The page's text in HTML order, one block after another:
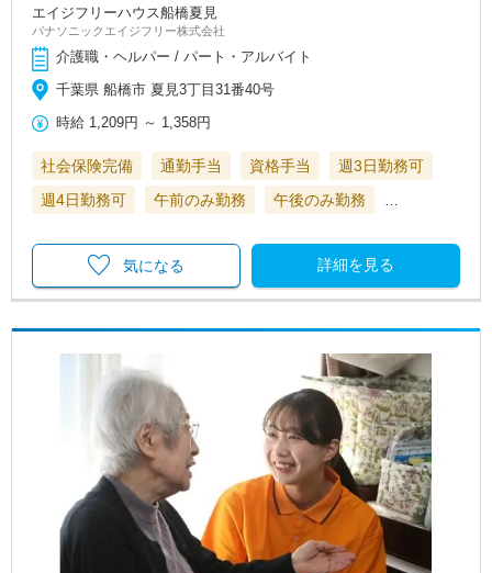
エイジフリーハウス船橋夏見
パナソニックエイジフリー株式会社
介護職・ヘルパー / パート・アルバイト
千葉県 船橋市 夏見3丁目31番40号
時給 1,209円 ～ 1,358円
社会保険完備 通勤手当 資格手当
週3日勤務可
週4日勤務可
午前のみ勤務 午後のみ勤務 …
詳細を見る
気になる